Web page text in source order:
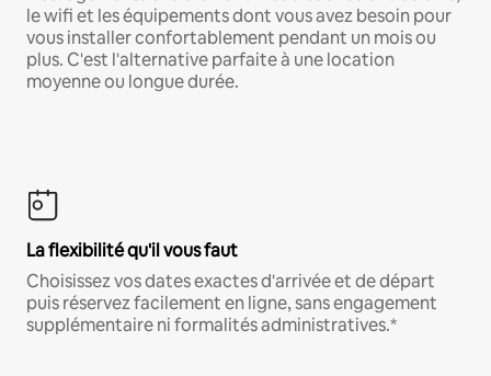
le wifi et les équipements dont vous avez besoin pour
vous installer confortablement pendant un mois ou
plus. C'est l'alternative parfaite à une location
moyenne ou longue durée.
La flexibilité qu'il vous faut
Choisissez vos dates exactes d'arrivée et de départ
puis réservez facilement en ligne, sans engagement
supplémentaire ni formalités administratives.*